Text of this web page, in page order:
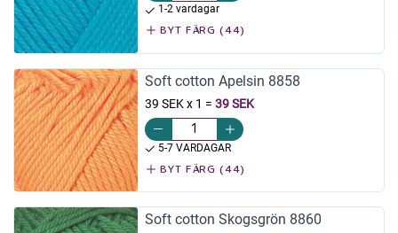
1-2 vardagar
BYT FÄRG (44)
Soft cotton Apelsin 8858
39 SEK x 1 = 39 SEK
5-7 VARDAGAR
BYT FÄRG (44)
Soft cotton Skogsgrön 8860